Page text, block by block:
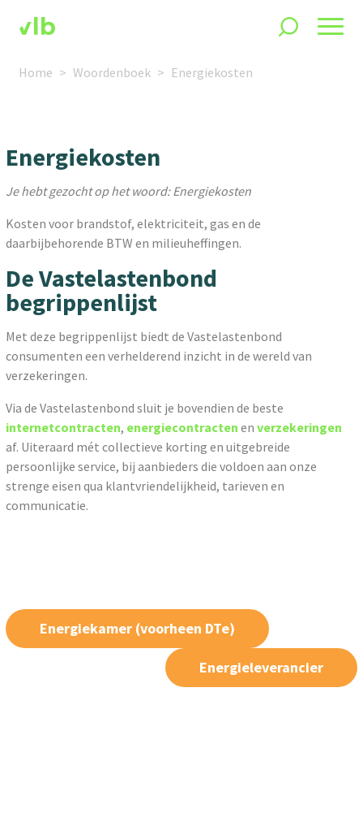
Home Woordenboek Energiekosten
Energiekosten
Je hebt gezocht op het woord: Energiekosten
Kosten voor brandstof, elektriciteit, gas en de
daarbijbehorende BTW en milieuheffingen.
De Vastelastenbond
begrippenlijst
Met deze begrippenlijst biedt de Vastelastenbond
consumenten een verhelderend inzicht in de wereld van
verzekeringen.
Via de Vastelastenbond sluit je bovendien de beste
internetcontracten, energiecontracten enverzekeringen
af. Uiteraard mét collectieve korting en uitgebreide
persoonlijke service, bij aanbieders die voldoen aan onze
strenge eisen qua klantvriendelijkheid, tarieven en
communicatie.
Energiekamer (voorheen DTe)
Energieleverancier